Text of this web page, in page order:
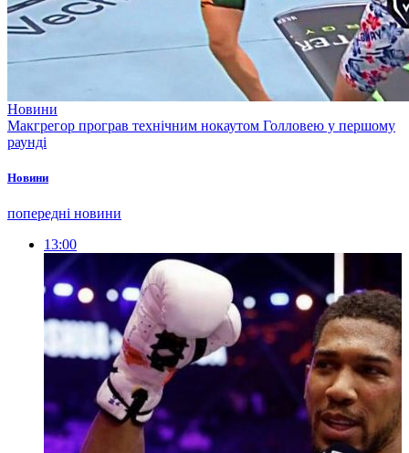
Новини
Макгрегор програв технічним нокаутом Голловею у першому
раунді
Новини
попередні новини
13:00